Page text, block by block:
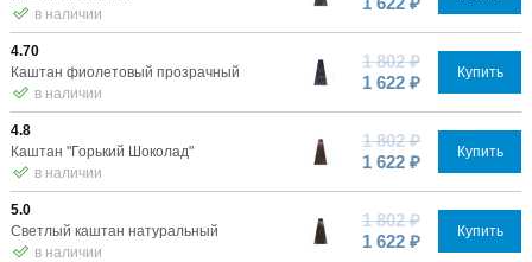
в наличии
4.70
Каштан фиолетовый прозрачный
в наличии
1 802 ₽
1 622 ₽
Купить
4.8
Каштан "Горький Шоколад"
в наличии
1 802 ₽
1 622 ₽
Купить
5.0
Светлый каштан натуральный
в наличии
1 802 ₽
1 622 ₽
Купить